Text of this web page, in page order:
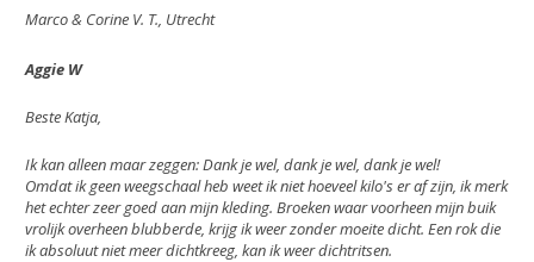
Marco & Corine V. T., Utrecht
Aggie W
Beste Katja,
Ik kan alleen maar zeggen: Dank je wel, dank je wel, dank je wel!
Omdat ik geen weegschaal heb weet ik niet hoeveel kilo's er af zijn, ik merk
het echter zeer goed aan mijn kleding. Broeken waar voorheen mijn buik
vrolijk overheen blubberde, krijg ik weer zonder moeite dicht. Een rok die
ik absoluut niet meer dichtkreeg, kan ik weer dichtritsen.